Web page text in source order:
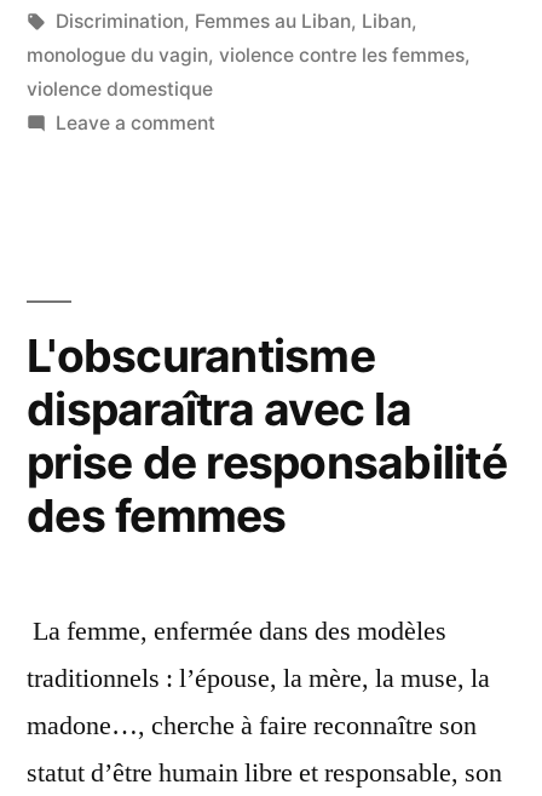
Tags:
Discrimination, Femmes au Liban, Liban,
monologue du vagin, violence contre les femmes,
violence domestique
Leave a commenton
les
des
femmes
Liban
L'obscurantisme
disparaîtra avec la
prise de responsabilité
des femmes
La femme, enfermée dans des modèles
traditionnels : l’épouse, la mère, la muse, la
madone…, cherche à faire reconnaître son
statut d’être humain libre et responsable, son